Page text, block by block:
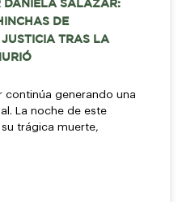
DANIELA SALAZAR:
DE
JUSTICIA TRAS LA
continúa generando una
La noche de este
trágica muerte,